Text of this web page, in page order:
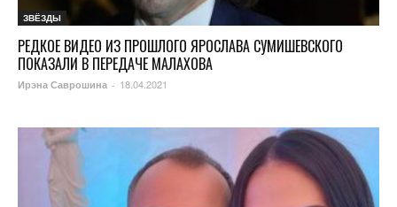
ЗВЁЗДЫ
РЕДКОЕ ВИДЕО ИЗ ПРОШЛОГО ЯРОСЛАВА СУМИШЕВСКОГО
ПОКАЗАЛИ В ПЕРЕДАЧЕ МАЛАХОВА
Ирэна Саврошина - 18.04.2021